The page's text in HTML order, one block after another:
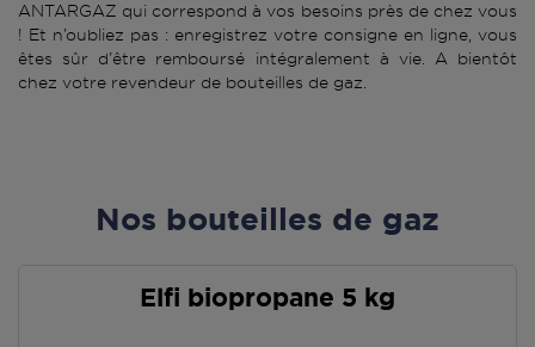
ANTARGAZ qui correspond à vos besoins près de chez vous
! Et n’oubliez pas : enregistrez votre consigne en ligne, vous
êtes sûr d’être remboursé intégralement à vie. A bientôt
chez votre revendeur de bouteilles de gaz.
Nos bouteilles de gaz
Elfi biopropane 5 kg